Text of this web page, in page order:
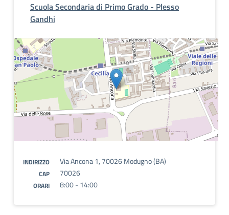
Scuola Secondaria di Primo Grado - Plesso
Gandhi
INDIRIZZO Via Ancona 1, 70026 Modugno (BA)
CAP 70026
ORARI 8:00 - 14:00